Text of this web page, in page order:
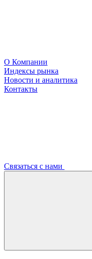
О Компании
Индексы рынка
Новости и аналитика
Контакты
Связаться с нами